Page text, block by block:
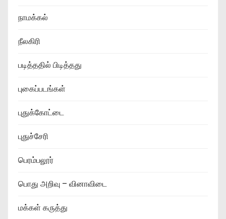
நாமக்கல்
நீலகிரி
படித்ததில் பிடித்தது
புகைப்படங்கள்
புதுக்கோட்டை
புதுச்சேரி
பெரம்பலூர்
பொது அறிவு – வினாவிடை
மக்கள் கருத்து